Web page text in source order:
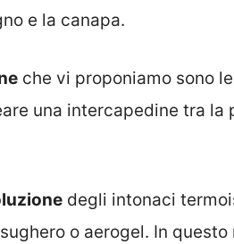
e la canapa.
che vi proponiamo sono
una intercapedine tra la
degli intonaci
o aerogel. In